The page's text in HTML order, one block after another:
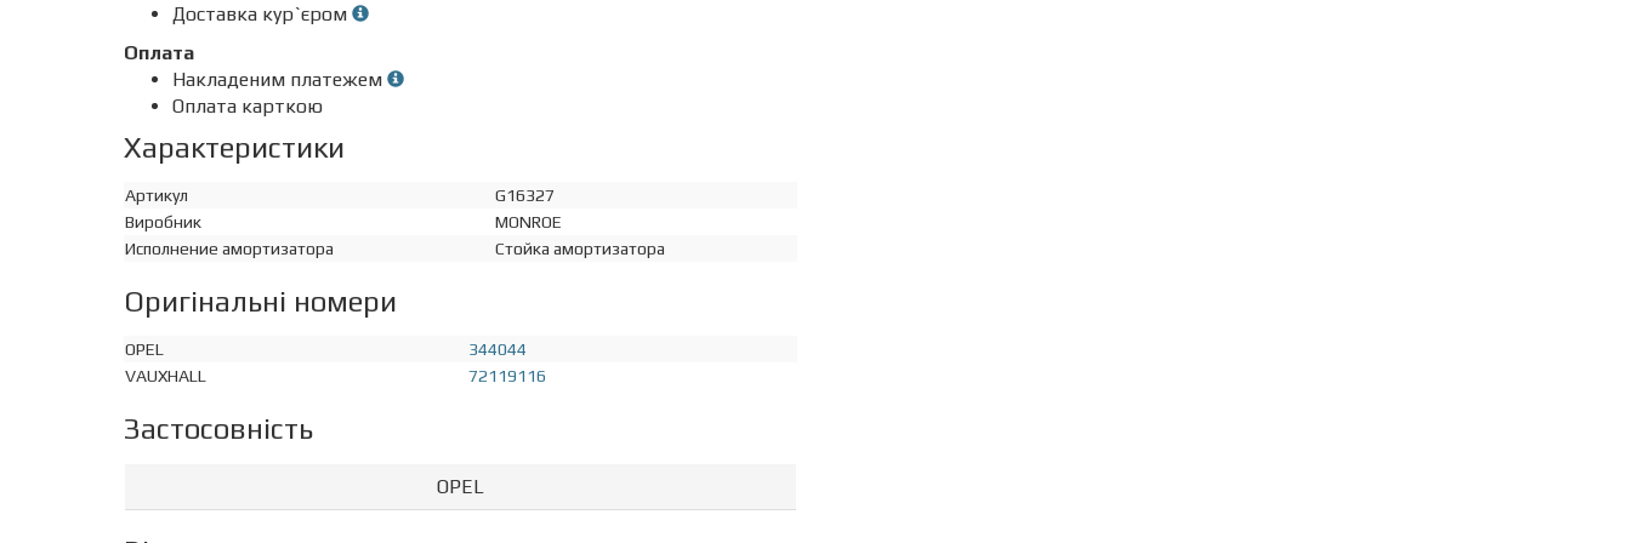
Доставка кур`єром
Оплата
Накладеним платежем
Оплата карткою
Характеристики
Артикул
G16327
Виробник
MONROE
Исполнение амортизатора
Стойка амортизатора
Оригінальні номери
OPEL
344044
VAUXHALL
72119116
Застосовність
OPEL